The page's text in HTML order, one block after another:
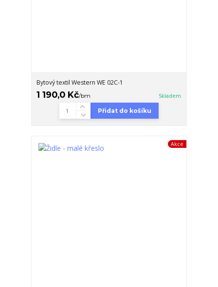
Bytový textil Western WE 02C-1
1 190,0 Kč/bm Skladem
Přidat do košíku
Akce